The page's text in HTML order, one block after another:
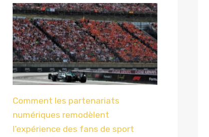
Comment les partenariats
numériques remodèlent
l’expérience des fans de sport